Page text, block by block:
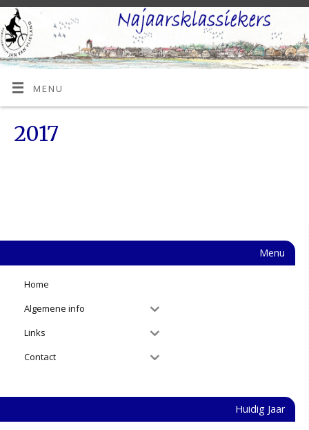
MENU
2017
Menu
Home
Algemene info
Links
Contact
Huidig Jaar